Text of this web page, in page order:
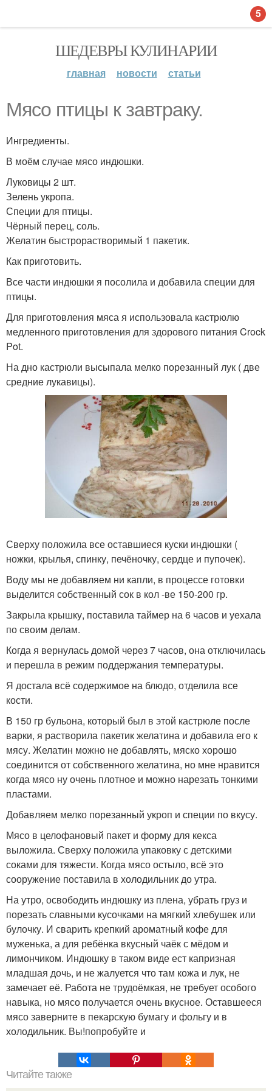
ШЕДЕВРЫ КУЛИНАРИИ
главная новости статьи
Мясо птицы к завтраку.
Ингредиенты.
В моём случае мясо индюшки.
Луковицы 2 шт.
Зелень укропа.
Специи для птицы.
Чёрный перец, соль.
Желатин быстрорастворимый 1 пакетик.
Как приготовить.
Все части индюшки я посолила и добавила специи для
птицы.
Для приготовления мяса я использовала кастрюлю
медленного приготовления для здорового питания Crock
Pot.
На дно кастрюли высыпала мелко порезанный лук ( две
средние лукавицы).
Сверху положила все оставшиеся куски индюшки (
ножки, крылья, спинку, печёночку, сердце и пупочек).
Воду мы не добавляем ни капли, в процессе готовки
выделится собственный сок в кол -ве 150-200 гр.
Закрыла крышку, поставила таймер на 6 часов и уехала
по своим делам.
Когда я вернулась домой через 7 часов, она отключилась
и перешла в режим поддержания температуры.
Я достала всё содержимое на блюдо, отделила все
кости.
В 150 гр бульона, который был в этой кастрюле после
варки, я растворила пакетик желатина и добавила его к
мясу. Желатин можно не добавлять, мяско хорошо
соединится от собственного желатина, но мне нравится
когда мясо ну очень плотное и можно нарезать тонкими
пластами.
Добавляем мелко порезанный укроп и специи по вкусу.
Мясо в целофановый пакет и форму для кекса
выложила. Сверху положила упаковку с детскими
соками для тяжести. Когда мясо остыло, всё это
сооружение поставила в холодильник до утра.
На утро, освободить индюшку из плена, убрать груз и
порезать славными кусочками на мягкий хлебушек или
булочку. И сварить крепкий ароматный кофе для
муженька, а для ребёнка вкусный чаёк с мёдом и
лимончиком. Индюшку в таком виде ест капризная
младшая дочь, и не жалуется что там кожа и лук, не
замечает её. Работа не трудоёмкая, не требует особого
навыка, но мясо получается очень вкусное. Оставшееся
мясо заверните в пекарскую бумагу и фольгу и в
холодильник. Вы!попробуйте и
Читайте также
5